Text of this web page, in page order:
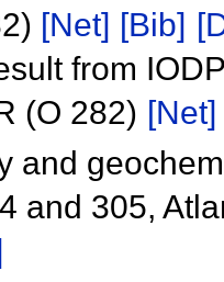
[Net] [Bib]
from
(O 282) [Net]
and
and 305,